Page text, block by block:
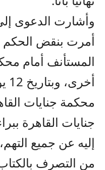
وأشارت الدعوى
أمرت بنقض الحكم
المستأنف أمام
جنايات القاهرة
إليه عن جميع
من التصرف